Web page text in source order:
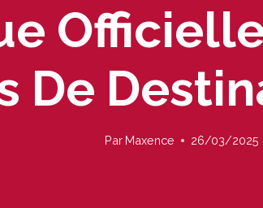
De
Par Maxence 26/03/2025